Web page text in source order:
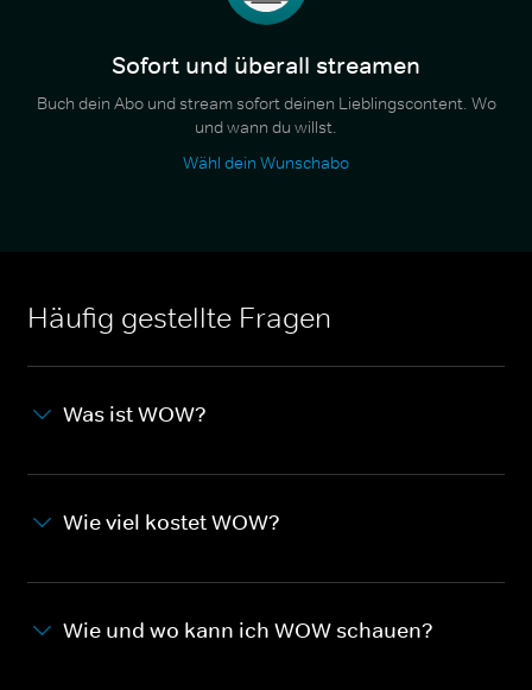
Sofort und überall streamen
Buch dein Abo und stream sofort deinen Lieblingscontent. Wo
und wann du willst.
Wähl dein Wunschabo
Häufig gestellte Fragen
Was ist WOW?
Wie viel kostet WOW?
Wie und wo kann ich WOW schauen?